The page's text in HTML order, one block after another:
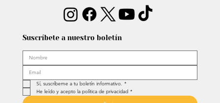
Suscríbete a nuestro boletín
Sí, suscríbeme a tu boletín informativo. *
He leído y acepto la política de privacidad *